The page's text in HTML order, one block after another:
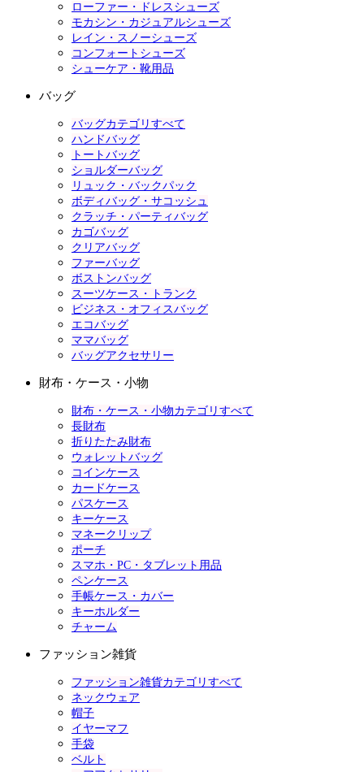
ローファー・ドレスシューズ
モカシン・カジュアルシューズ
レイン・スノーシューズ
コンフォートシューズ
シューケア・靴用品
バッグ
バッグカテゴリすべて
ハンドバッグ
トートバッグ
ショルダーバッグ
リュック・バックパック
ボディバッグ・サコッシュ
クラッチ・パーティバッグ
カゴバッグ
クリアバッグ
ファーバッグ
ボストンバッグ
スーツケース・トランク
ビジネス・オフィスバッグ
エコバッグ
ママバッグ
バッグアクセサリー
財布・ケース・小物
財布・ケース・小物カテゴリすべて
長財布
折りたたみ財布
ウォレットバッグ
コインケース
カードケース
パスケース
キーケース
マネークリップ
ポーチ
スマホ・PC・タブレット用品
ペンケース
手帳ケース・カバー
キーホルダー
チャーム
ファッション雑貨
ファッション雑貨カテゴリすべて
ネックウェア
帽子
イヤーマフ
手袋
ベルト